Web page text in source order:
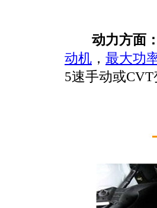
动力方面：
动机 ， 最大功
5速手动或CVT